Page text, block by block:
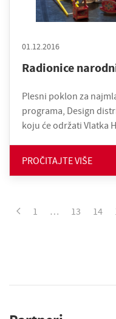
01.12.2016
Radionice
Plesni poklon za
programa, Design
koju će održati Vlatka
PROČITAJTE VIŠE
1 … 13 14